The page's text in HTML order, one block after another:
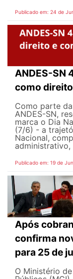
Publicado em: 24 de
ANDES-SN
como
Como parte
ANDES-SN,
marca o Dia
(7/6) - a
Nacional,
administrativo,
Publicado em: 19 de
Após
confirma
para 25 de
O Ministério